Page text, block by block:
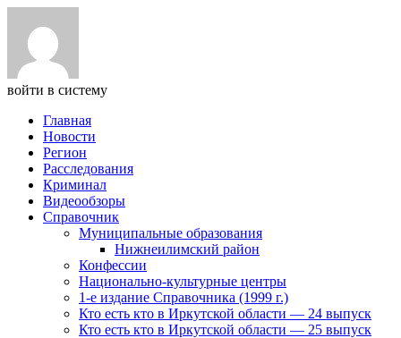
войти в систему
Главная
Новости
Регион
Расследования
Криминал
Видеообзоры
Справочник
Муниципальные образования
Нижнеилимский район
Конфессии
Национально-культурные центры
1-е издание Справочника (1999 г.)
Кто есть кто в Иркутской области — 24 выпуск
Кто есть кто в Иркутской области — 25 выпуск